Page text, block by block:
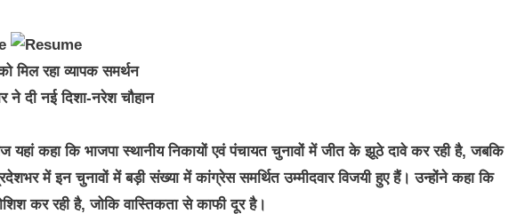
मिल रहा व्यापक समर्थन
ने दी नई दिशा-नरेश चौहान
कहा कि भाजपा स्थानीय निकायों एवं पंचायत चुनावों में जीत के झूठे दावे कर रही है, जबकि
में इन चुनावों में बड़ी संख्या में कांग्रेस समर्थित उम्मीदवार विजयी हुए हैं। उन्होंने कहा कि
कर रही है, जोकि वास्तिकता से काफी दूर है।